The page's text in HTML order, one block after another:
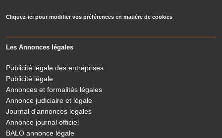
Cliquez-ici pour modifier vos préférences en matière de cookies
Les Annonces légales
Publicité légale des entreprises
Publicité légale
Annonces et formalités légales
Annonce judiciaire et légale
Journal d'annonces legales
Annonce journal officiel
BALO annonce légale